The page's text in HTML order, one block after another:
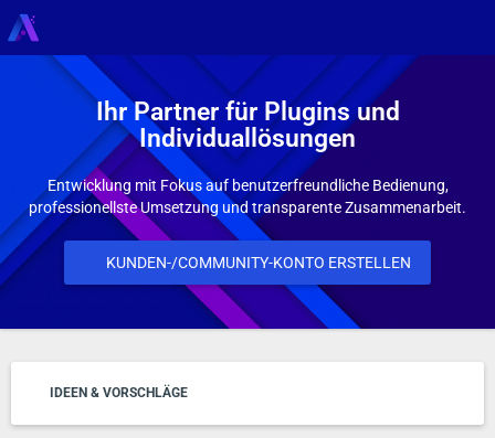
Ihr Partner für Plugins und
Individuallösungen
Entwicklung mit Fokus auf benutzerfreundliche Bedienung,
professionellste Umsetzung und transparente Zusammenarbeit.
KUNDEN-/COMMUNITY-KONTO ERSTELLEN
IDEEN & VORSCHLÄGE